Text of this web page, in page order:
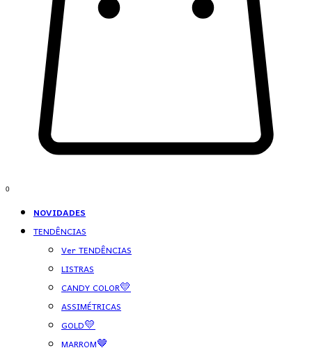
0
NOVIDADES
TENDÊNCIAS
Ver TENDÊNCIAS
LISTRAS
CANDY COLOR💛
ASSIMÉTRICAS
GOLD💛